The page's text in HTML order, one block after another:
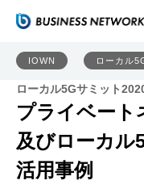
IOWN ローカル
ローカル5Gサミット
プライベート
及びローカル
活用事例